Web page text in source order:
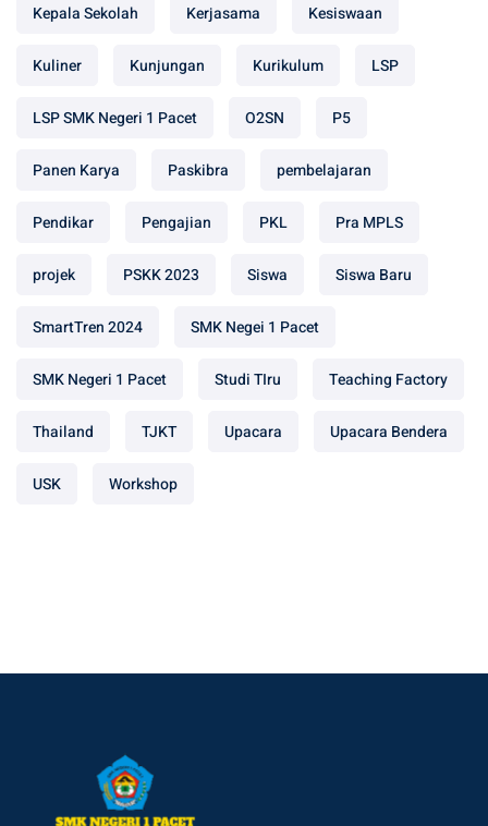
Kepala Sekolah Kerjasama Kesiswaan
Kuliner Kunjungan Kurikulum LSP
LSP SMK Negeri 1 Pacet O2SN P5
Panen Karya Paskibra pembelajaran
Pendikar Pengajian PKL Pra MPLS
projek PSKK 2023 Siswa Siswa Baru
SmartTren 2024 SMK Negei 1 Pacet
SMK Negeri 1 Pacet Studi TIru Teaching Factory
Thailand TJKT Upacara Upacara Bendera
USK Workshop